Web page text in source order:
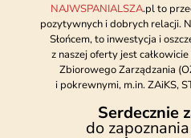
NAJWSPANIALSZA.pl to
pozytywnych i dobrych relacji.
Słońcem, to inwestycja i
z naszej oferty jest
Zbiorowego Zarządzania
i pokrewnymi, m.in. ZAiKS,
Serdecznie
do